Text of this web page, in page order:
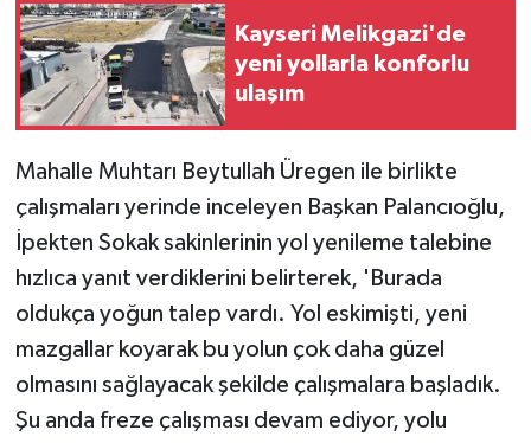
Kayseri Melikgazi'de
yeni yollarla konforlu
ulaşım
Mahalle Muhtarı Beytullah Üregen ile birlikte
çalışmaları yerinde inceleyen Başkan Palancıoğlu,
İpekten Sokak sakinlerinin yol yenileme talebine
hızlıca yanıt verdiklerini belirterek, 'Burada
oldukça yoğun talep vardı. Yol eskimişti, yeni
mazgallar koyarak bu yolun çok daha güzel
olmasını sağlayacak şekilde çalışmalara başladık.
Şu anda freze çalışması devam ediyor, yolu